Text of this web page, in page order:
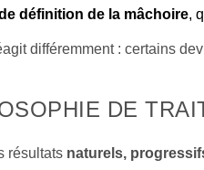
définition de la mâchoire,
différemment : certains
DE
résultats naturels,